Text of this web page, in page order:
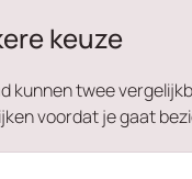
keuze
kunnen twee
voordat je gaat